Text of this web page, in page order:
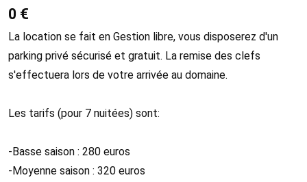
0 €
La location se fait en Gestion libre, vous disposerez d'un
parking privé sécurisé et gratuit. La remise des clefs
s'effectuera lors de votre arrivée au domaine.
Les tarifs (pour 7 nuitées) sont:
-Basse saison : 280 euros
-Moyenne saison : 320 euros